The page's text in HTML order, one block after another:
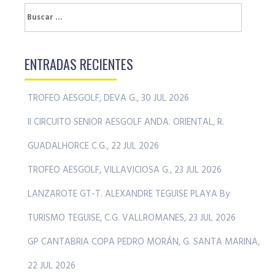
Buscar:
ENTRADAS RECIENTES
TROFEO AESGOLF, DEVA G., 30 JUL 2026
II CIRCUITO SENIOR AESGOLF ANDA. ORIENTAL, R.
GUADALHORCE C.G., 22 JUL 2026
TROFEO AESGOLF, VILLAVICIOSA G., 23 JUL 2026
LANZAROTE GT-T. ALEXANDRE TEGUISE PLAYA By
TURISMO TEGUISE, C.G. VALLROMANES, 23 JUL 2026
GP CANTABRIA COPA PEDRO MORÁN, G. SANTA MARINA,
22 JUL 2026